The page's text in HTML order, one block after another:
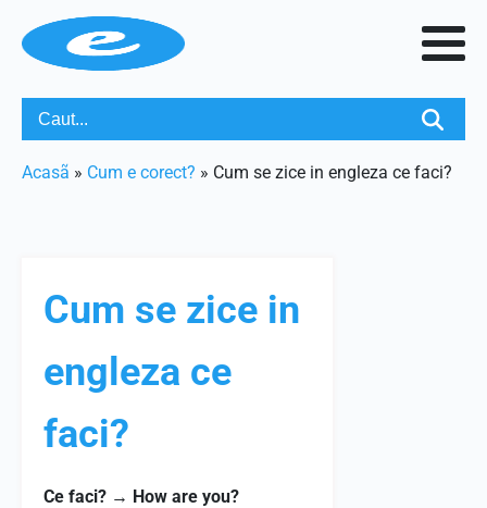
Acasã » Cum e corect? » Cum se zice in engleza ce faci?
Cum se zice in
engleza ce
faci?
Ce faci? → How are you?